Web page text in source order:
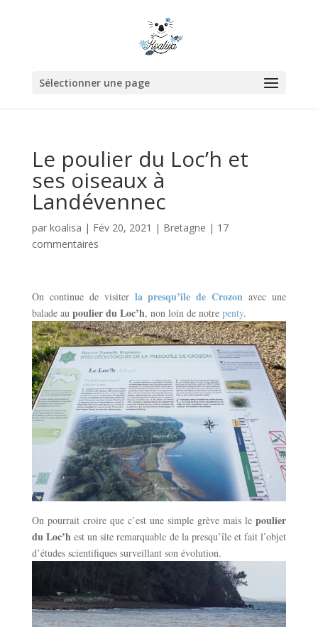
Sélectionner une page
Le poulier du Loc’h et
ses oiseaux à
Landévennec
par koalisa | Fév 20, 2021 | Bretagne | 17
commentaires
On continue de visiter la presqu’île de Crozon avec une
balade au poulier du Loc’h, non loin de notre penty.
On pourrait croire que c’est une simple grève mais lepoulier
du Loc’hest un site remarquable de la presqu’île et fait l’objet
d’études scientifiques surveillant son évolution.